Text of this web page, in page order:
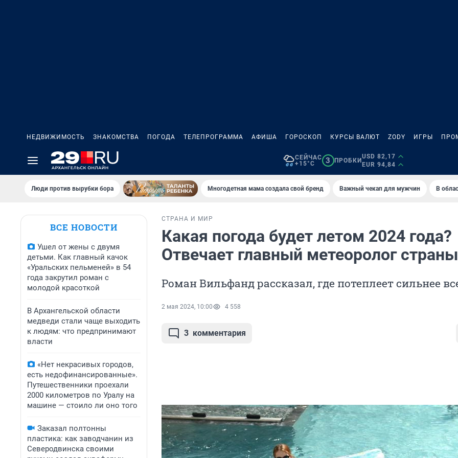
НЕДВИЖИМОСТЬ ЗНАКОМСТВА ПОГОДА ТЕЛЕПРОГРАММА АФИША ГОРОСКОП КУРСЫ ВАЛЮТ ZODY ИГРЫ
СЕЙЧАС
+15°C
3 ПРОБКИ
USD 82,17
EUR 94,84
Люди против вырубки бора Многодетная мама создала свой бренд Важный чекап для мужчин В
ВСЕ НОВОСТИ
Ушел от жены с двумя
детьми. Как главный качок
«Уральских пельменей» в 54
года закрутил роман с
молодой красоткой
В Архангельской области
медведи стали чаще выходить
к людям: что предпринимают
власти
«Нет некрасивых городов,
есть недофинансированные».
Путешественники проехали
2000 километров по Уралу на
машине — стоило ли оно того
Заказал полтонны
пластика: как заводчанин из
Северодвинска своими
СТРАНА И МИР
Какая погода будет летом 2024 года?
Отвечает главный метеоролог страны
Роман Вильфанд рассказал, где потеплеет сильнее
2 мая 2024, 10:00 4 558
3 комментария